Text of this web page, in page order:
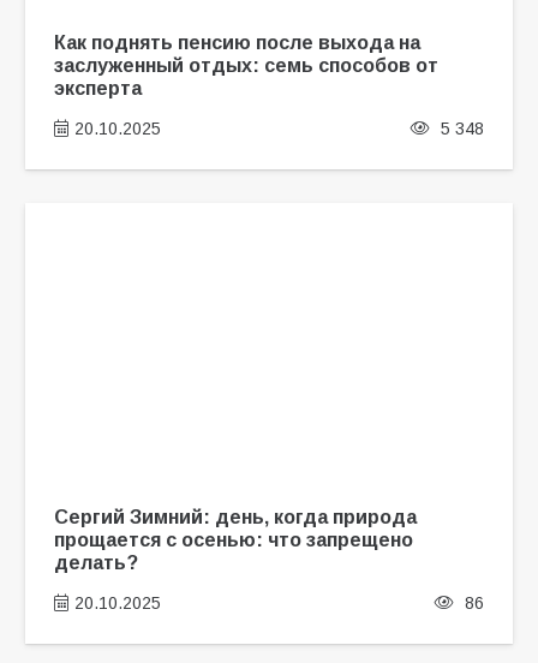
Как поднять пенсию после выхода на
заслуженный отдых: семь способов от
эксперта
20.10.2025 5 348
Сергий Зимний: день, когда природа
прощается с осенью: что запрещено
делать?
20.10.2025 86